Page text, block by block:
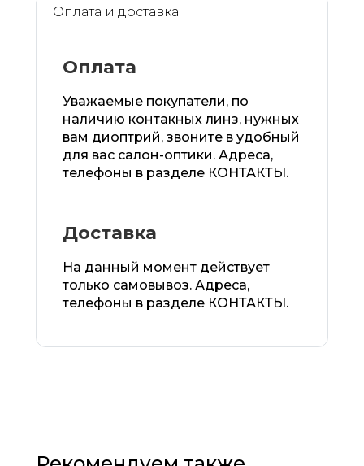
Оплата и доставка
Оплата
Уважаемые покупатели, по
наличию контакных линз, нужных
вам диоптрий, звоните в удобный
для вас салон-оптики. Адреса,
телефоны в разделе КОНТАКТЫ.
Доставка
На данный момент действует
только самовывоз. Адреса,
телефоны в разделе КОНТАКТЫ.